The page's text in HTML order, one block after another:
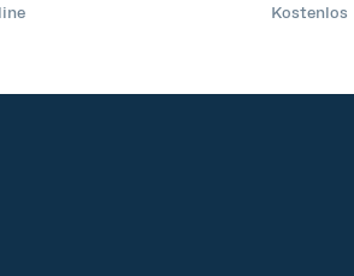
Kostenlos